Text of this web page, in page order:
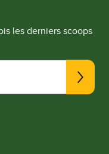
les derniers scoops